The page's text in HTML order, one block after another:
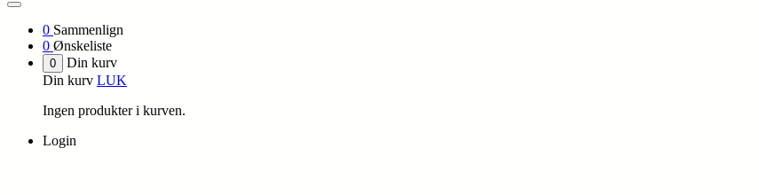
0 Sammenlign
0 Ønskeliste
0
Din kurv
Din kurv LUK
Ingen produkter i kurven.
Login